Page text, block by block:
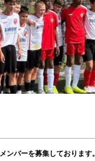
ンバーを募集しております。